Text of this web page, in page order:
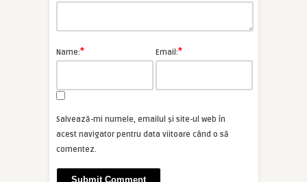
Name:* Email:*
Salvează-mi numele, emailul și site-ul web în
acest navigator pentru data viitoare când o să
comentez.